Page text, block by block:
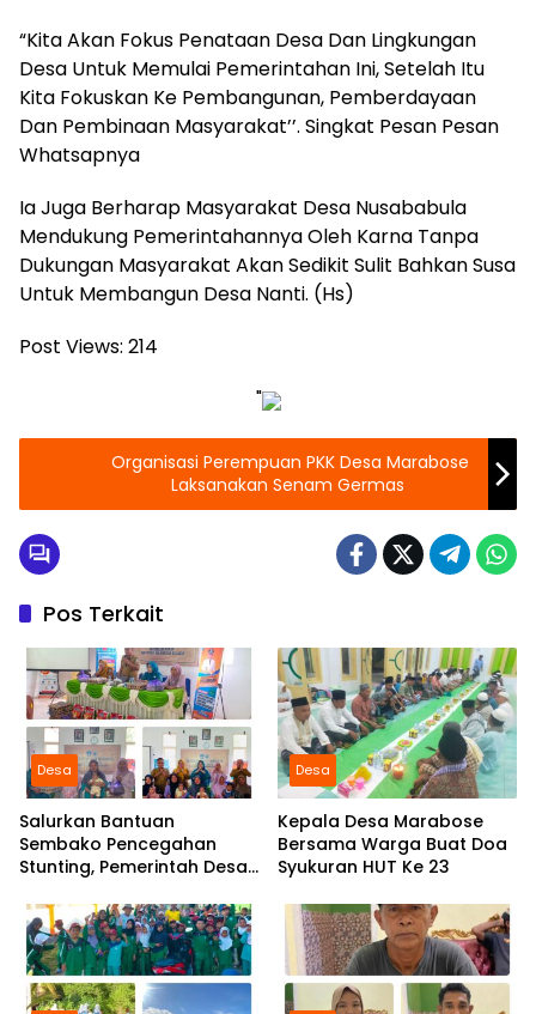
“Kita Akan Fokus Penataan Desa Dan Lingkungan
Desa Untuk Memulai Pemerintahan Ini, Setelah Itu
Kita Fokuskan Ke Pembangunan, Pemberdayaan
Dan Pembinaan Masyarakat’’. Singkat Pesan Pesan
Whatsapnya
Ia Juga Berharap Masyarakat Desa Nusababula
Mendukung Pemerintahannya Oleh Karna Tanpa
Dukungan Masyarakat Akan Sedikit Sulit Bahkan Susa
Untuk Membangun Desa Nanti. (Hs)
Post Views: 214
"
Organisasi Perempuan PKK Desa Marabose
Laksanakan Senam Germas
Pos Terkait
Desa
Salurkan Bantuan
Sembako Pencegahan
Stunting, Pemerintah Desa
Komitmen Tingkatkan Gizi
Anak
Desa
Kepala Desa Marabose
Bersama Warga Buat Doa
Syukuran HUT Ke 23